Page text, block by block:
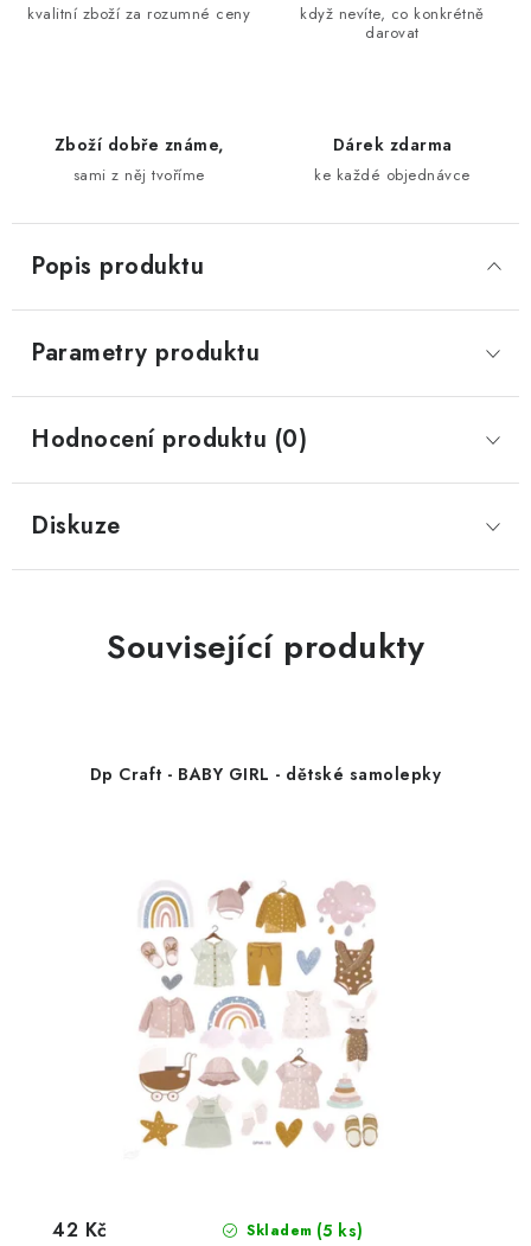
kvalitní zboží za rozumné ceny
když nevíte, co konkrétně
darovat
Zboží dobře známe,
sami z něj tvoříme
Dárek zdarma
ke každé objednávce
Popis produktu
Parametry produktu
Hodnocení produktu (0)
Diskuze
Související produkty
Dp Craft - BABY GIRL - dětské samolepky
Skladem (5 ks)
42 Kč